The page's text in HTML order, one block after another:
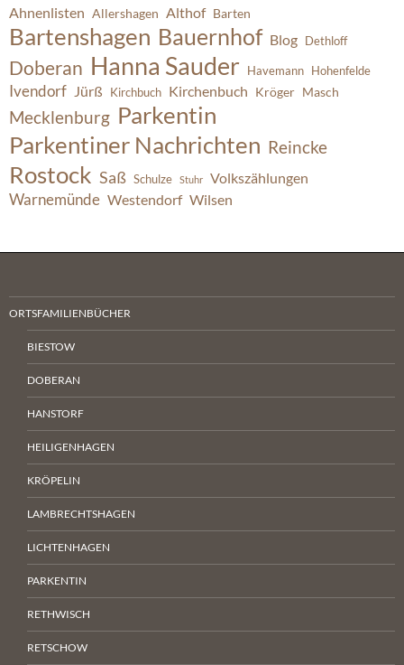
Ahnenlisten Allershagen Althof Barten
Bartenshagen Bauernhof Blog Dethloff
Doberan Hanna Sauder Havemann Hohenfelde
Ivendorf Jürß Kirchbuch Kirchenbuch Kröger Masch
Mecklenburg Parkentin
Parkentiner Nachrichten Reincke
Rostock Saß Schulze Stuhr Volkszählungen
Warnemünde Westendorf Wilsen
ORTSFAMILIENBÜCHER
BIESTOW
DOBERAN
HANSTORF
HEILIGENHAGEN
KRÖPELIN
LAMBRECHTSHAGEN
LICHTENHAGEN
PARKENTIN
RETHWISCH
RETSCHOW